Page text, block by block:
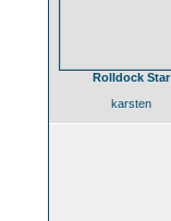
Rolldock Star
karsten